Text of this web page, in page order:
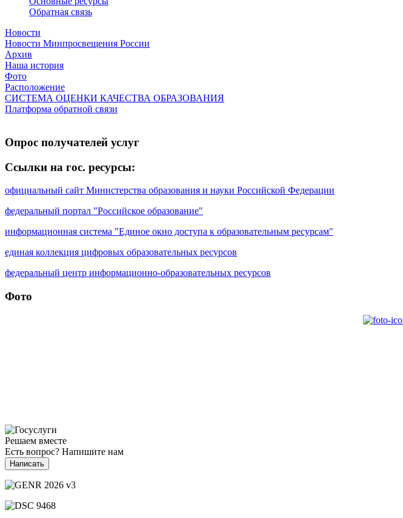
Обратная связь
Новости
Новости Минпросвещения России
Архив
Наша история
Фото
Расположение
СИСТЕМА ОЦЕНКИ КАЧЕСТВА ОБРАЗОВАНИЯ
Платформа обратной связи
Опрос получателей услуг
Ссылки на гос. ресурсы:
официальный сайт Министерства образования и науки Российской Федерации
федеральный портал "Российское образование"
информационная система "Единое окно доступа к образовательным ресурсам"
единая коллекция цифровых образовательных ресурсов
федеральный центр информационно-образовательных ресурсов
Фото
Решаем вместе
Есть вопрос? Напишите нам
Написать